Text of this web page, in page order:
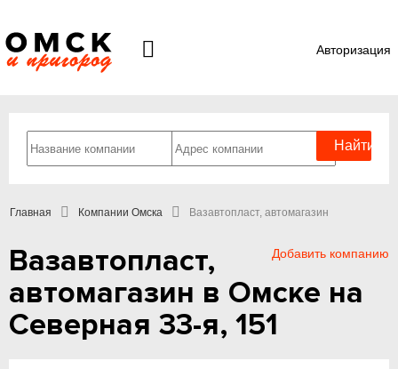
Авторизация
Главная Компании Омска Вазавтопласт, автомагазин
Добавить компанию
Вазавтопласт,
автомагазин в Омске на
Северная 33-я, 151